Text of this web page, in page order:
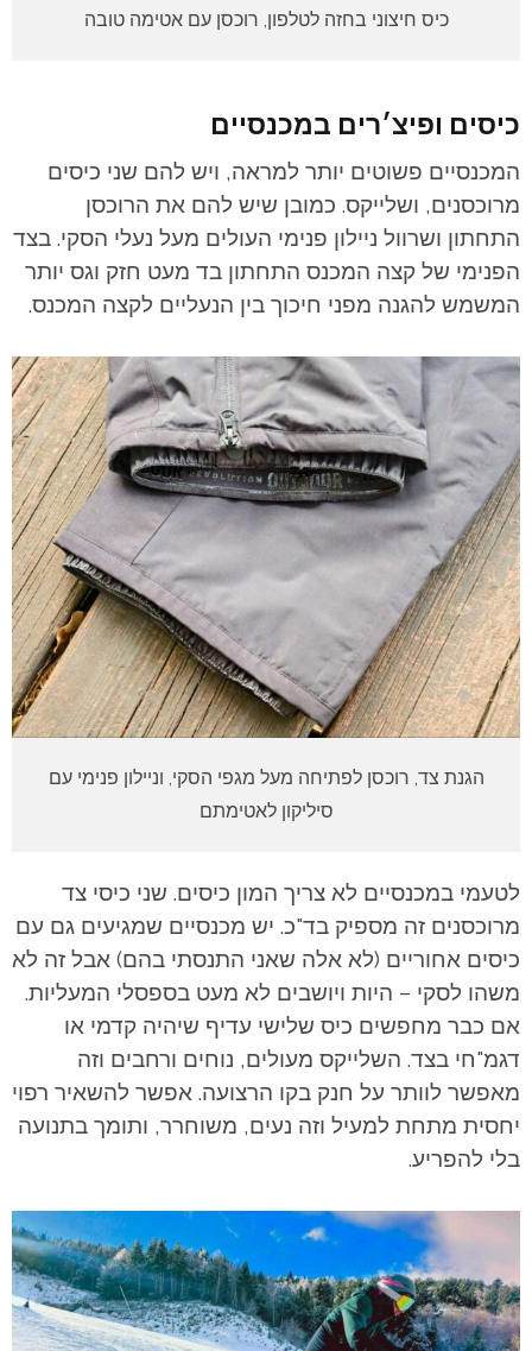
כיס חיצוני בחזה לטלפון, רוכסן עם אטימה טובה
כיסים ופיצ׳רים במכנסיים
המכנסיים פשוטים יותר למראה, ויש להם שני כיסים
מרוכסנים, ושלייקס. כמובן שיש להם את הרוכסן
התחתון ושרוול ניילון פנימי העולים מעל נעלי הסקי. בצד
הפנימי של קצה המכנס התחתון בד מעט חזק וגס יותר
המשמש להגנה מפני חיכוך בין הנעליים לקצה המכנס.
הגנת צד, רוכסן לפתיחה מעל מגפי הסקי, וניילון פנימי עם
סיליקון לאטימתם
לטעמי במכנסיים לא צריך המון כיסים. שני כיסי צד
מרוכסנים זה מספיק בד"כ. יש מכנסיים שמגיעים גם עם
כיסים אחוריים (לא אלה שאני התנסתי בהם) אבל זה לא
משהו לסקי – היות ויושבים לא מעט בספסלי המעליות.
אם כבר מחפשים כיס שלישי עדיף שיהיה קדמי או
דגמ"חי בצד. השלייקס מעולים, נוחים ורחבים וזה
מאפשר לוותר על חנק בקו הרצועה. אפשר להשאיר רפוי
יחסית מתחת למעיל וזה נעים, משוחרר, ותומך בתנועה
בלי להפריע.